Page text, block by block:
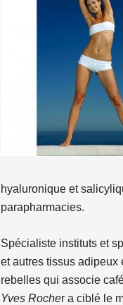
hyaluronique et
parapharmacies.
Spécialiste instituts et
et autres tissus adipeux
rebelles qui associe
Yves Rocher a ciblé le